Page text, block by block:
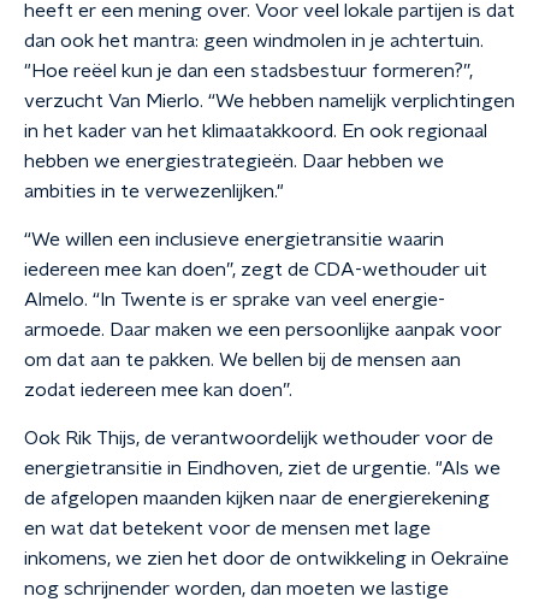
heeft er een mening over. Voor veel lokale partijen is dat
dan ook het mantra: geen windmolen in je achtertuin.
"Hoe reëel kun je dan een stadsbestuur formeren?”,
verzucht Van Mierlo. “We hebben namelijk verplichtingen
in het kader van het klimaatakkoord. En ook regionaal
hebben we energiestrategieën. Daar hebben we
ambities in te verwezenlijken."
“We willen een inclusieve energietransitie waarin
iedereen mee kan doen”, zegt de CDA-wethouder uit
Almelo. “In Twente is er sprake van veel energie-
armoede. Daar maken we een persoonlijke aanpak voor
om dat aan te pakken. We bellen bij de mensen aan
zodat iedereen mee kan doen”.
Ook Rik Thijs, de verantwoordelijk wethouder voor de
energietransitie in Eindhoven, ziet de urgentie. "Als we
de afgelopen maanden kijken naar de energierekening
en wat dat betekent voor de mensen met lage
inkomens, we zien het door de ontwikkeling in Oekraïne
nog schrijnender worden, dan moeten we lastige